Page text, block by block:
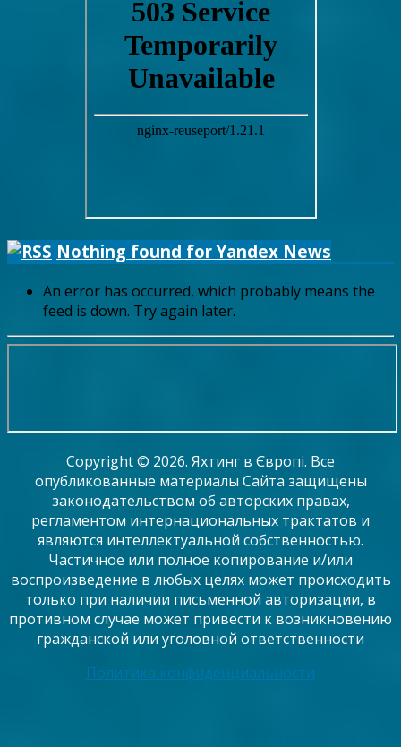
Nothing found for Yandex News
An error has occurred, which probably means the
feed is down. Try again later.
Copyright © 2026. Яхтинг в Європі. Все
опубликованные материалы Сайта защищены
законодательством об авторских правах,
регламентом интернациональных трактатов и
являются интеллектуальной собственностью.
Частичное или полное копирование и/или
воспроизведение в любых целях может происходить
только при наличии письменной авторизации, в
противном случае может привести к возникновению
гражданской или уголовной ответственности
Политика конфиденциальности